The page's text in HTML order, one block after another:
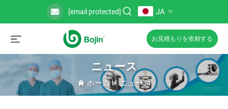
[email protected] JA
お見積もりを依頼する
ニュース
ホーム>ニュース